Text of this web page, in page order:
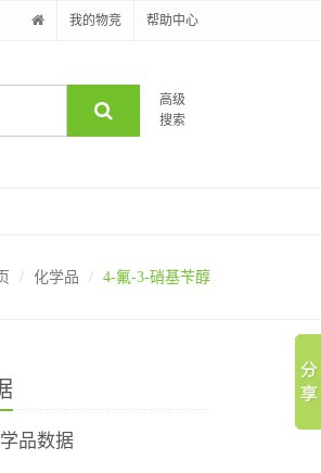
我的物竞 帮助中心
高级
搜索
化学品 4-氟-3-硝基苄醇
品数据